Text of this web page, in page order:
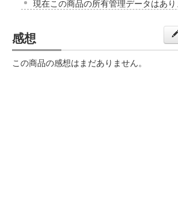
現在この商品の所有管理データはあり
感想
この商品の感想はまだありません。